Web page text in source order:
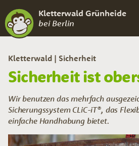
Kletterwald Grünheide
bei Berlin
Kletterwald Sicherheit
Sicherheit ist
Wir benutzen das mehrfach
Sicherungssystem CLiC-iT®, das
einfache Handhabung bietet.